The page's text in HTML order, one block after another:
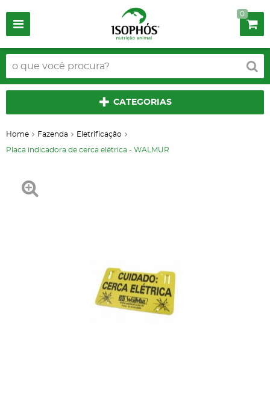
0
CATEGORIAS
Home Fazenda Eletrificação
Placa indicadora de cerca elétrica - WALMUR